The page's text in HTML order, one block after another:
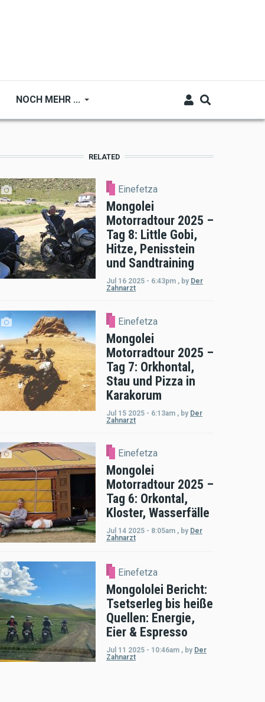
NOCH MEHR ...
RELATED
Einefetza
Mongolei
Motorradtour 2025 –
Tag 8: Little Gobi,
Hitze, Penisstein
und Sandtraining
Jul 16 2025 - 6:43pm , by Der
Zahnarzt
Einefetza
Mongolei
Motorradtour 2025 –
Tag 7: Orkhontal,
Stau und Pizza in
Karakorum
Jul 15 2025 - 6:13am , by Der
Zahnarzt
Einefetza
Mongolei
Motorradtour 2025 –
Tag 6: Orkontal,
Kloster, Wasserfälle
Jul 14 2025 - 8:05am , by Der
Zahnarzt
Einefetza
Mongololei Bericht:
Tsetserleg bis heiße
Quellen: Energie,
Eier & Espresso
Jul 11 2025 - 10:46am , by Der
Zahnarzt